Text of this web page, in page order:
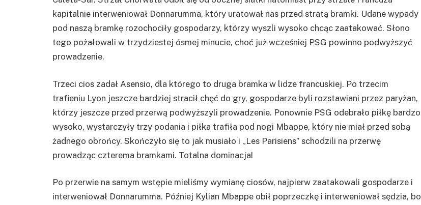
kapitalnie interweniował Donnarumma, który uratował nas przed stratą bramki. Udane wypady
pod naszą bramkę rozochociły gospodarzy, którzy wyszli wysoko chcąc zaatakować. Słono
tego pożałowali w trzydziestej ósmej minucie, choć już wcześniej PSG powinno podwyższyć
prowadzenie.
Trzeci cios zadał Asensio, dla którego to druga bramka w lidze francuskiej. Po trzecim
trafieniu Lyon jeszcze bardziej stracił chęć do gry, gospodarze byli rozstawiani przez paryżan,
którzy jeszcze przed przerwą podwyższyli prowadzenie. Ponownie PSG odebrało piłkę bardzo
wysoko, wystarczyły trzy podania i piłka trafiła pod nogi Mbappe, który nie miał przed sobą
żadnego obrońcy. Skończyło się to jak musiało i „Les Parisiens” schodzili na przerwę
prowadząc czterema bramkami. Totalna dominacja!
Po przerwie na samym wstępie mieliśmy wymianę ciosów, najpierw zaatakowali gospodarze i
interweniował Donnarumma. Później Kylian Mbappe obił poprzeczkę i interweniował sędzia, bo